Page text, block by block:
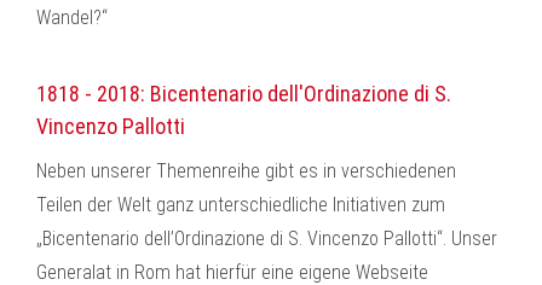
1818 - 2018: Bicentenario dell'Ordinazione di S.
Vincenzo Pallotti
Neben unserer Themenreihe gibt es in verschiedenen
Teilen der Welt ganz unterschiedliche Initiativen zum
„Bicentenario dell’Ordinazione di S. Vincenzo Pallotti“. Unser
Generalat in Rom hat hierfür eine eigene Webseite